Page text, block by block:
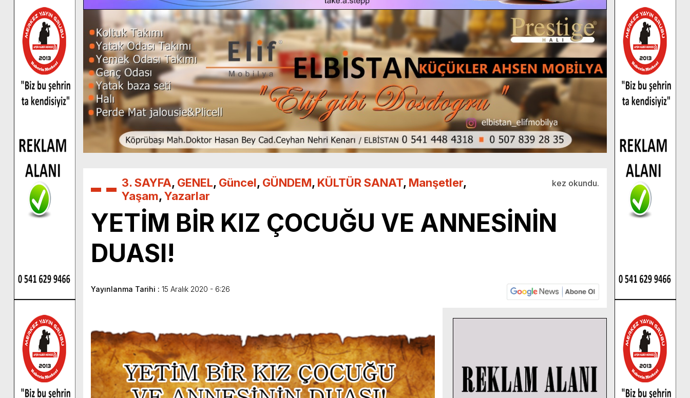
3. SAYFA, GENEL, Güncel, GÜNDEM, KÜLTÜR SANAT, Manşetler,
Yaşam,Yazarlar
kez okundu.
YETİM BİR KIZ ÇOCUĞU VE ANNESİNİN
DUASI!
Yayınlanma Tarihi : 15 Aralık 2020 - 6:26